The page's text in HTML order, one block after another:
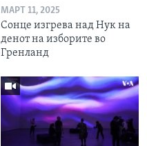
МАРТ 11, 2025
Сонце изгрева над Нук на
денот на изборите во
Гренланд